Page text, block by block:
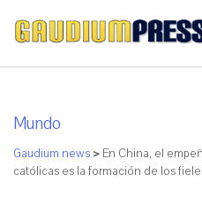
Mundo
Gaudium news > En China, el
católicas es la formación de los